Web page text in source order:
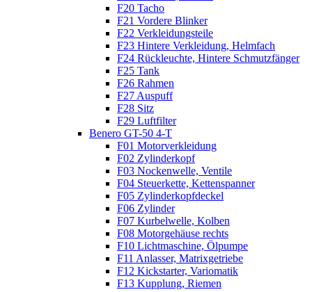
F20 Tacho
F21 Vordere Blinker
F22 Verkleidungsteile
F23 Hintere Verkleidung, Helmfach
F24 Rückleuchte, Hintere Schmutzfänger
F25 Tank
F26 Rahmen
F27 Auspuff
F28 Sitz
F29 Luftfilter
Benero GT-50 4-T
F01 Motorverkleidung
F02 Zylinderkopf
F03 Nockenwelle, Ventile
F04 Steuerkette, Kettenspanner
F05 Zylinderkopfdeckel
F06 Zylinder
F07 Kurbelwelle, Kolben
F08 Motorgehäuse rechts
F10 Lichtmaschine, Ölpumpe
F11 Anlasser, Matrixgetriebe
F12 Kickstarter, Variomatik
F13 Kupplung, Riemen